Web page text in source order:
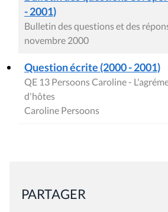
- 2001)
Bulletin des questions et des
novembre 2000
Question écrite (2000 - 2001)
QE 13 Persoons Caroline -
d'hôtes
Caroline Persoons
PARTAGER